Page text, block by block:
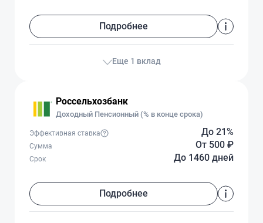
Подробнее
Еще 1 вклад
Россельхозбанк
Доходный Пенсионный (% в конце срока)
До 21%
Эффективная ставка
От 500 ₽
Сумма
До 1460 дней
Срок
Подробнее